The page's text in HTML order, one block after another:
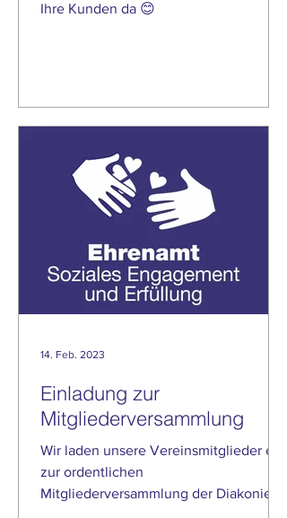
Ihre Kunden da 😊
Einladung zur
Mitgliederversammlung
Wir laden unsere Vereinsmitglieder ein
zur ordentlichen
Mitgliederversammlung der Diakonie
14. Feb. 2023